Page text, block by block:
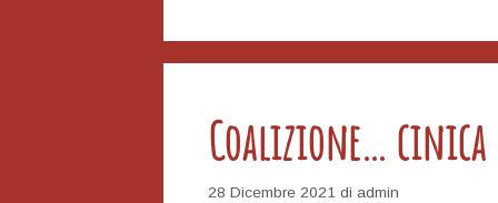
Coalizione… cinica
28 Dicembre 2021 di admin